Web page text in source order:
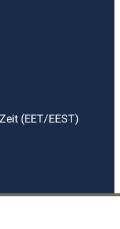
(EET/EEST)